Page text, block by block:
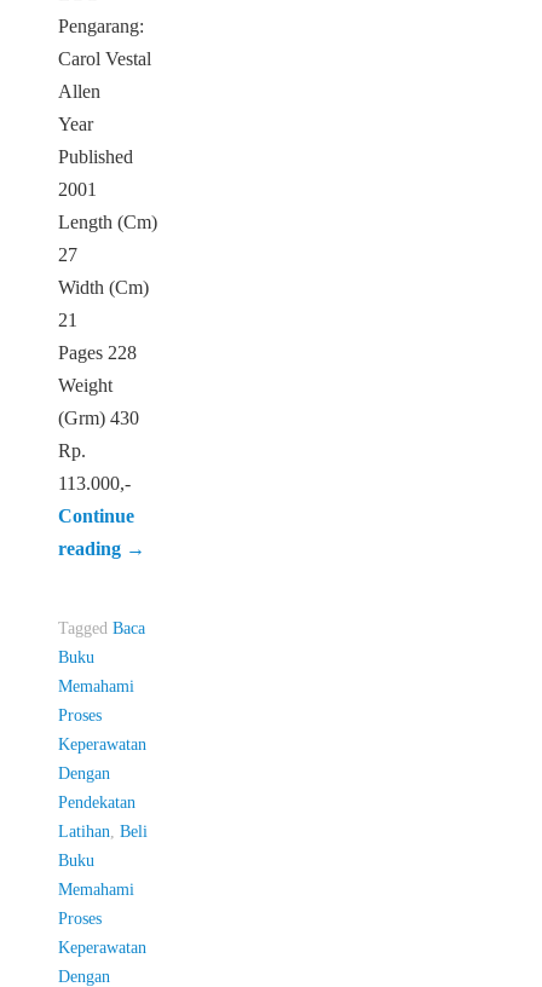
Pengarang:
Carol Vestal
Allen
Year
Published
2001
Length (Cm)
27
Width (Cm)
21
Pages 228
Weight
(Grm) 430
Rp.
113.000,-
Continue
reading →
Tagged Baca
Buku
Memahami
Proses
Keperawatan
Dengan
Pendekatan
Latihan Beli
Buku
Memahami
Proses
Keperawatan
Dengan